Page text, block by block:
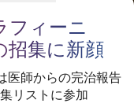
フィーニ
招集に新顔
医師からの完治報告
リストに参加